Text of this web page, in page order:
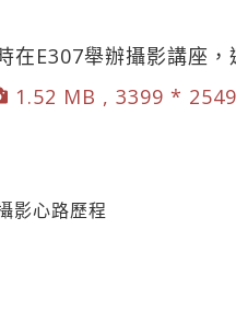
在E307舉辦攝影講座
1.52 MB , 3399 *
影心路歷程